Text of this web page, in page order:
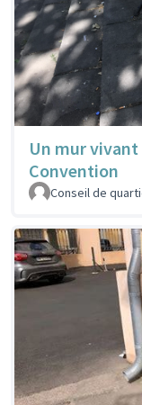
Un mur vivant
Convention
Conseil de